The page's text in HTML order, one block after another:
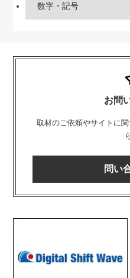
数字・記号
お問
取材のご依頼やサイトに
問い